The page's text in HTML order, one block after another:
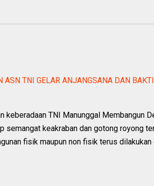
ASN TNI GELAR ANJANGSANA DAN
keberadaan TNI Manunggal Membangun
semangat keakraban dan gotong royong
fisik maupun non fisik terus